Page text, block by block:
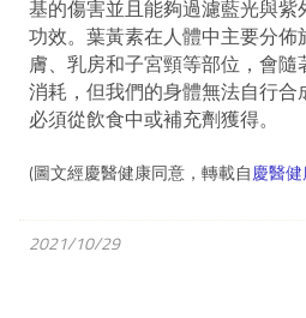
基的傷害並且能夠過濾藍光與紫
功效。葉黃素在人體中主要分佈
膚、乳房和子宮頸等部位，會
消耗，但我們的身體無法自行合
必須從飲食中或補充劑獲得。
(圖文經慶醫健康同意，轉載自慶醫
2021/10/29